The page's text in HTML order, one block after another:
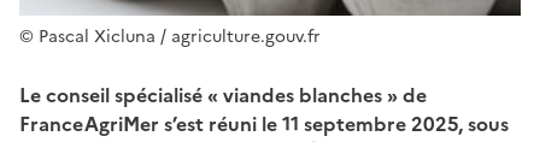
© Pascal Xicluna / agriculture.gouv.fr
Le conseil spécialisé « viandes blanches » de
FranceAgriMer s’est réuni le 11 septembre 2025, sous